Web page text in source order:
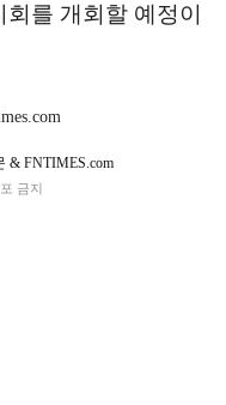
를 개회할 예정이
& FNTIMES.com
금지